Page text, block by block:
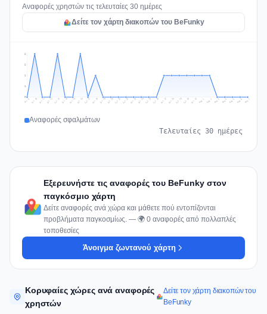
Αναφορές χρηστών τις τελευταίες 30 ημέρες
Δείτε τον χάρτη διακοπών του BeFunky
1
1
2
2
Jul 9 Jul 10 Jul 11 Jul 12 Jul 13 Jul 14 Jul 15 Jul 16 Jul 17 Jul 18 Jul 19 Jul 20 Jul 21 Jul 22 Jul 23 Jul 24 Jul 25 Jul 26 Jul 27 Jul 28 Jul 29 Jul 30 Jul 31 Aug 1 Aug 2 Aug 3 Aug 4 Aug 5 Aug 6 Aug 7
Αναφορές σφαλμάτων
Τελευταίες 30 ημέρες
Εξερευνήστε τις αναφορές του BeFunky στον
παγκόσμιο χάρτη
Δείτε αναφορές ανά χώρα και μάθετε πού εντοπίζονται
προβλήματα παγκοσμίως. — 🌍 0 αναφορές από πολλαπλές
τοποθεσίες
Άνοιγμα ζωντανού χάρτη
Κορυφαίες χώρες ανά αναφορές
χρηστών
Δείτε τον χάρτη διακοπών του
BeFunky